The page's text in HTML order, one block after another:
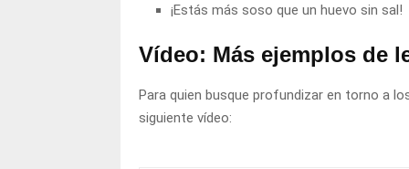
¡Estás más soso que un huevo sin sal!
Vídeo: Más ejemplos de
Para quien busque profundizar en torno a
siguiente vídeo: